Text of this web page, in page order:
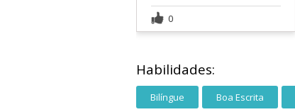
0
Habilidades:
Bilíngue Boa Escrita